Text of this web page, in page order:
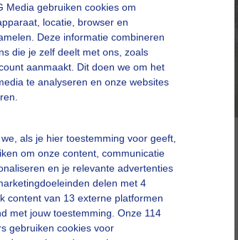
Media gebruiken cookies om
locatie, browser en
Deze informatie combineren
die je zelf deelt met ons, zoals
aanmaakt. Dit doen we om het
te analyseren en onze websites
als je hier toestemming voor geeft,
om onze content, communicatie
en je relevante advertenties
delen met 4
content van 13 externe platformen
met jouw toestemming. Onze 114
gebruiken cookies voor
Gemaakt: 27-06-2022, 251x bekeken
Wolken